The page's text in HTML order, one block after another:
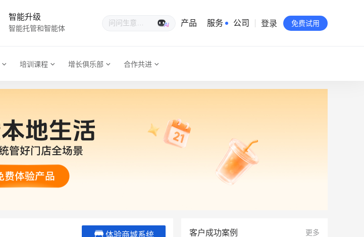
智能升级
智能托管和智能体
生意专家
产品 服务 公司
有赞公益
站点地图
登录 免费试用
培训课程 增长俱乐部 合作共进
体验商城系统 客户成功案例 更多